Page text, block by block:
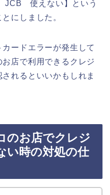
使えない】という
にしました。
ードエラーが発生して
店で利用できるクレジ
れるといいかもしれま
のお店でクレジ
い時の対処の仕